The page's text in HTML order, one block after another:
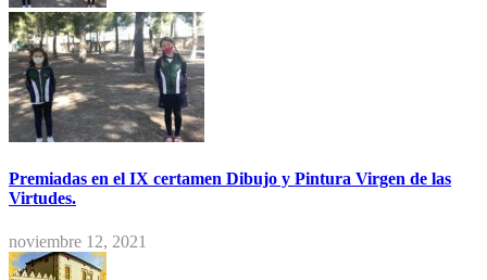
Premiadas en el IX certamen Dibujo y Pintura Virgen de las
Virtudes.
noviembre 12, 2021